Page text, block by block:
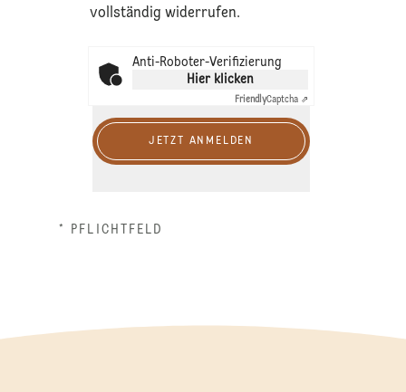
vollständig widerrufen.
Anti-Roboter-Verifizierung
Hier klicken
FriendlyCaptcha ⇗
JETZT ANMELDEN
* PFLICHTFELD